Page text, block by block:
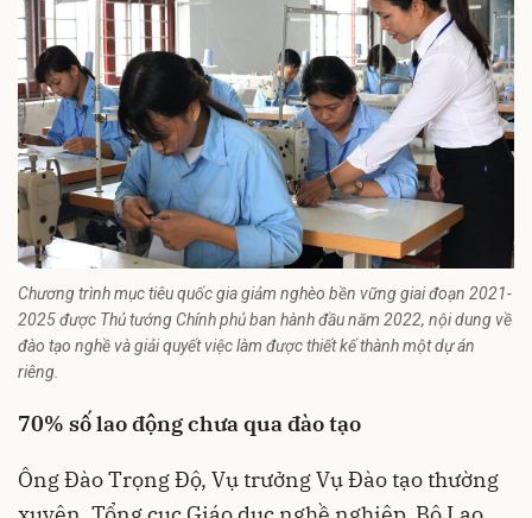
Chương trình mục tiêu quốc gia giảm nghèo bền vững giai đoạn 2021-
2025 được Thủ tướng Chính phủ ban hành đầu năm 2022, nội dung về
đào tạo nghề và giải quyết việc làm được thiết kế thành một dự án
riêng.
70% số lao động chưa qua đào tạo
Ông Đào Trọng Độ, Vụ trưởng Vụ Đào tạo thường